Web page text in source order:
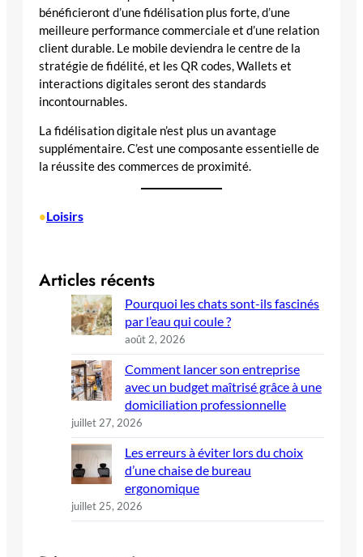
bénéficieront d’une fidélisation plus forte, d’une
meilleure performance commerciale et d’une relation
client durable. Le mobile deviendra le centre de la
stratégie de fidélité, et les QR codes, Wallets et
interactions digitales seront des standards
incontournables.
La fidélisation digitale n’est plus un avantage
supplémentaire. C’est une composante essentielle de
la réussite des commerces de proximité.
•Loisirs
Articles récents
Pourquoi les chats sont-ils fascinés
par l’eau qui coule ?
août 2, 2026
Comment lancer son entreprise
avec un budget maîtrisé grâce à une
domiciliation professionnelle
juillet 27, 2026
Les erreurs à éviter lors du choix
d’une chaise de bureau
ergonomique
juillet 25, 2026